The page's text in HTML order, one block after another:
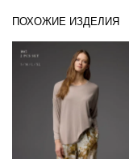
ПОХОЖИЕ ИЗДЕЛИЯ